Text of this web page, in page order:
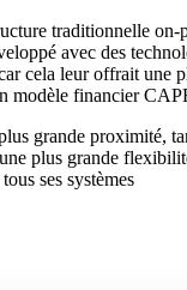
traditionnelle on-
avec des
cela leur offrait
modèle financier
grande proximité,
plus grande
ses systèmes